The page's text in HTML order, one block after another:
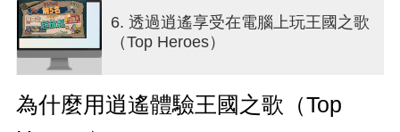
加入我們的 Discord 社群，與全球玩家共同交流，
發現更多驚喜！
https://discord.gg/topheroes
※ 本軟體因涉及暴力，依遊戲軟體分級管理辦法分
類為輔12級。
6. 透過逍遙享受在電腦上玩王國之歌
（Top Heroes）
為什麼用逍遙體驗王國之歌（Top